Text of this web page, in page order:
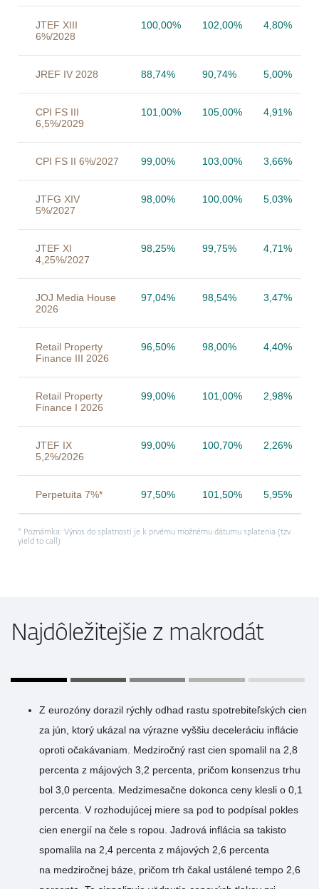
JTEF XIII
6%/2028
100,00% 102,00% 4,80%
JREF IV 2028 88,74% 90,74% 5,00%
CPI FS III
6,5%/2029
101,00% 105,00% 4,91%
CPI FS II 6%/2027 99,00% 103,00% 3,66%
JTFG XIV
5%/2027
98,00% 100,00% 5,03%
JTEF XI
4,25%/2027
98,25% 99,75% 4,71%
JOJ Media House
2026
97,04% 98,54% 3,47%
Retail Property
Finance III 2026
96,50% 98,00% 4,40%
Retail Property
Finance I 2026
99,00% 101,00% 2,98%
JTEF IX
5,2%/2026
99,00% 100,70% 2,26%
Perpetuita 7%* 97,50% 101,50% 5,95%
* Poznámka: Výnos do splatnosti je k prvému možnému dátumu splatenia (tzv.
yield to call)
Najdôležitejšie z makrodát
Z eurozóny dorazil rýchly odhad rastu spotrebiteľských cien
za jún, ktorý ukázal na výrazne vyššiu deceleráciu inflácie
oproti očakávaniam. Medziročný rast cien spomalil na 2,8
percenta z májových 3,2 percenta, pričom konsenzus trhu
bol 3,0 percenta. Medzimesačne dokonca ceny klesli o 0,1
percenta. V rozhodujúcej miere sa pod to podpísal pokles
cien energií na čele s ropou. Jadrová inflácia sa takisto
spomalila na 2,4 percenta z májových 2,6 percenta
na medziročnej báze, pričom trh čakal ustálené tempo 2,6